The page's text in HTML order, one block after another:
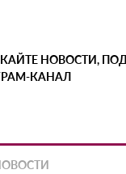
НОВОСТИ,
КАНАЛ